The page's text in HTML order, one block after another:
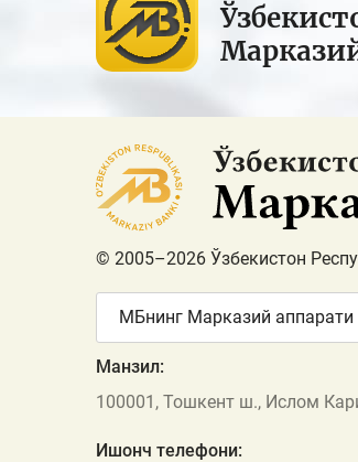
© 2005–2026 Ўзбекистон
МБнинг Марказий аппарати
Манзил:
100001, Тошкент ш., Ислом
Ишонч телефони: